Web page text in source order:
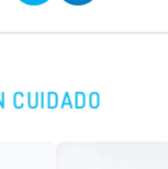
CUIDADO